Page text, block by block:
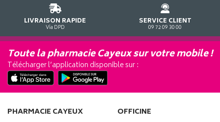
LIVRAISON RAPIDE
Via DPD
SERVICE CLIENT
09 72 09 30 00
Toute la pharmacie Cayeux sur votre mobile !
Télécharger l’application disponible sur :
PHARMACIE CAYEUX OFFICINE